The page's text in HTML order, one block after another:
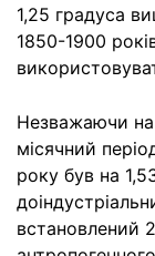
1,25 градуса
1850-1900
Незважаючи
місячний
року був на
встановлений